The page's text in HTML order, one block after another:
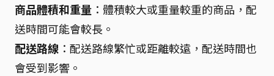
商品體積和重量 ：體積較大或重量較重的商品，配
送時間可能會較長。
配送路線 ：配送路線繁忙或距離較遠，配送時間也
會受到影響。